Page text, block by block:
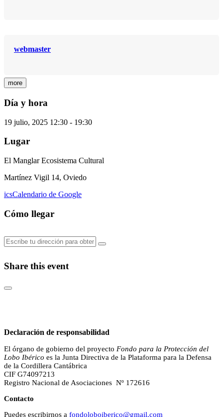
webmaster
more
Día y hora
19 julio, 2025 12:30 - 19:30
Lugar
El Manglar Ecosistema Cultural
Martínez Vigil 14, Oviedo
icsCalendario de Google
Cómo llegar
Share this event
Declaración de responsabilidad
El órgano de gobierno del proyecto Fondo para la Protección del
Lobo Ibérico es la Junta Directiva de la Plataforma para la Defensa
de la Cordillera Cantábrica
CIF G74097213
Registro Nacional de Asociaciones Nº 172616
Contacto
Puedes escribirnos a fondoloboiberico@gmail.com